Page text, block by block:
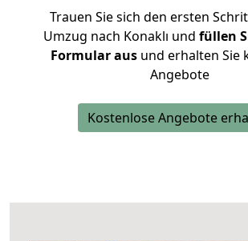
Trauen Sie sich den ersten
Umzug nach Konaklı und füllen
Formular ausund erhalten Sie
Angebote
Kostenlose Angebote